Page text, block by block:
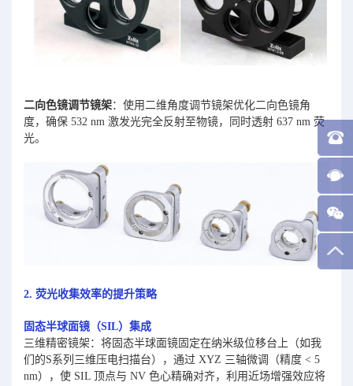
二向色镜调节镜架：使用二维角度调节镜架优化二向色镜角
度，确保 532 nm 激发光完全反射至物镜，同时透射 637 nm 荧
光。
2. 荧光收集效率的提升策略
固态半球面镜（SIL）集成
三维精密镜架：将固态半球面镜固定在纳米级位移台上（如我
们的S系列三维压电扫描台），通过 XYZ 三轴微调（精度 < 5
nm），使 SIL 顶点与 NV 色心精确对齐，利用近场增强效应将